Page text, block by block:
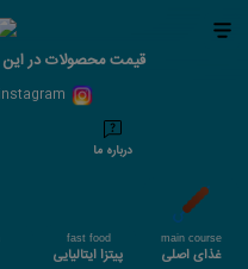
قیمت محصولات در
درباره ما
main course
غذای اصلی
fast food
پیتزا ایتالیایی